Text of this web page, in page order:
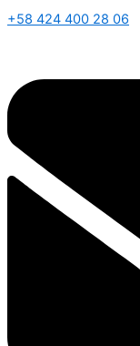
+58 424 400 28 06